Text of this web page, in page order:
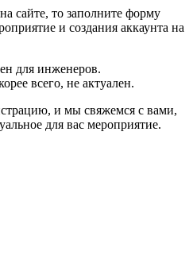
сайте, то заполните форму
и создания аккаунта на
для инженеров.
всего, не актуален.
и мы свяжемся с вами,
для вас мероприятие.